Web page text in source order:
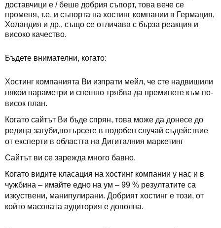
доставчици е / беше добрия съпорт, това вече се
променя, т.е. и съпорта на хостинг компании в Гермация,
Холандия и др., също се отличава с бърза реакция и
високо качество.
Бъдете внимателни, когато:
Хостинг компанията Ви изпрати мейл, че сте надвишили
някои параметри и спешно трябва да преминете към по-
висок план.
Когато сайтът Ви бъде спрян, това може да донесе до
редица загуби,потърсете в подобен случай съдействие
от експерти в областта на Дигиталния маркетинг
Сайтът ви се зарежда много бавно.
Когато видите класация на хостинг компании у нас и в
чужбина – имайте едно на ум – 99 % резултатите са
изкуствени, манипулирани. Добрият хостинг е този, от
който масовата аудитория е доволна.